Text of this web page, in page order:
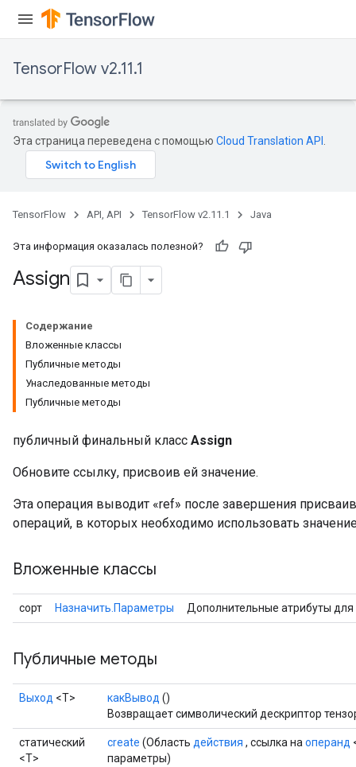
TensorFlow v2.11.1
Эта страница переведена с помощью Cloud Translation API
TensorFlow API, API TensorFlow v2.11.1 Java
Эта информация оказалась полезной?
Assign
Содержание
Вложенные классы
Публичные методы
Унаследованные методы
Публичные методы
публичный финальный класс Assign
Обновите ссылку, присвоив ей значение.
Эта операция выводит «ref» после завершения
операций, в которых необходимо использовать
Вложенные классы
сорт Назначить.Параметры Дополнительные атрибуты для
Публичные методы
Выход <Т> какВывод ()
Возвращает символический дескриптор
статический
<T>
create (Область действия , ссылка на операнд
параметры)